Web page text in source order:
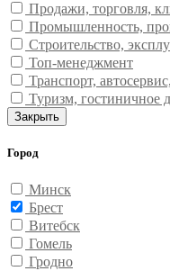
Продажи, торговля,
Промышленность,
Строительство,
Топ-менеджмент
Транспорт,
Туризм, гостиничное
Закрыть
Город
Минск
Брест
Витебск
Гомель
Гродно